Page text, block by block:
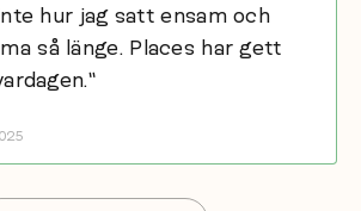
hur jag satt ensam och
så länge. Places har gett